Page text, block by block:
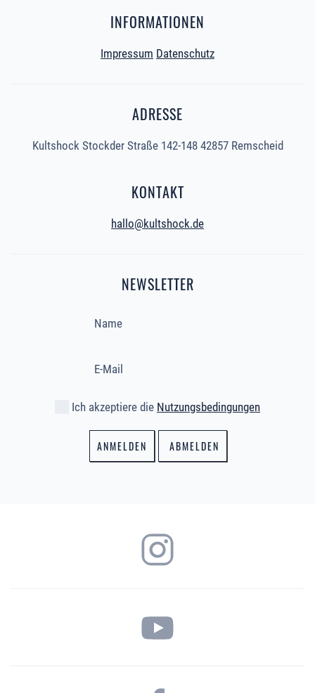
INFORMATIONEN
Impressum Datenschutz
ADRESSE
Kultshock Stockder Straße 142-148 42857 Remscheid
KONTAKT
hallo@kultshock.de
NEWSLETTER
Ich akzeptiere die Nutzungsbedingungen